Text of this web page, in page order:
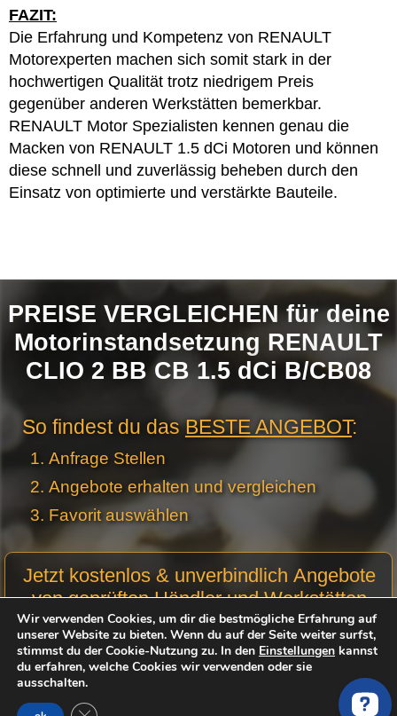
FAZIT:
Die Erfahrung und Kompetenz von RENAULT
Motorexperten machen sich somit stark in der
hochwertigen Qualität trotz niedrigem Preis
gegenüber anderen Werkstätten bemerkbar.
RENAULT Motor Spezialisten kennen genau die
Macken von RENAULT 1.5 dCi Motoren und können
diese schnell und zuverlässig beheben durch den
Einsatz von optimierte und verstärkte Bauteile.
PREISE VERGLEICHEN für deine
Motorinstandsetzung RENAULT
CLIO 2 BB CB 1.5 dCi B/CB08
So findest du dasBESTE ANGEBOT:
Anfrage Stellen
Angebote erhalten und vergleichen
Favorit auswählen
Anfrage
Stellen -
Neue
Produktseiten
Jetzt kostenlos & unverbindlich Angebote
von geprüften Händler und Werkstätten
einfordern:
Motorcode:
Optional
Wir verwenden Cookies, um dir die bestmögliche Erfahrung auf
unserer Website zu bieten. Wenn du auf der Seite weiter surfst,
stimmst du der Cookie-Nutzung zu. In den Einstellungen kannst
du erfahren, welche Cookies wir verwenden oder sie
ausschalten.
GDPR Cookie-Banner schließen